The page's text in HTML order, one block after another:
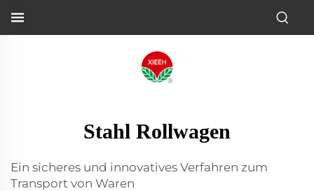
Stahl Rollwagen
Ein sicheres und innovatives Verfahren zum
Transport von Waren